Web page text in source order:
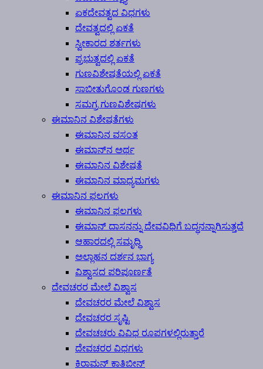
ಏಕದೇವತ್ವದ ವಿಧಗಳು
ದೇವತ್ವದಲ್ಲಿ ಏಕತೆ
ಸ್ವೀಕಾರದ ಶರ್ತಗಳು
ಪ್ರಭುತ್ವದಲ್ಲಿ ಏಕತೆ
ಗುಣವಿಶೇಷತೆಯಲ್ಲಿ ಏಕತೆ
ಸಾಬೀತುಗೊಂಡ ಗುಣಗಳು
ಸಮಗ್ರ ಗುಣವಿಶೇಷಗಳು
ಈಮಾನಿನ ವಿಶೇಷತೆಗಳು
ಈಮಾನಿನ ವಸಂತ
ಈಮಾನ್‍ನ ಅರ್ಥ
ಈಮಾನಿನ ವಿಶೇಷತೆ
ಈಮಾನಿನ ಮಾಧ್ಯಮಗಳು
ಈಮಾನಿನ ಫಲಗಳು
ಈಮಾನಿನ ಫಲಗಳು
ಈಮಾನ್ ದಾಸನನ್ನು ದೇವವಿಧಿಗೆ ಬದ್ಧನನ್ನಾಗಿಸುತ್ತದೆ
ಆಹಾರದಲ್ಲಿ ಸಮೃದ್ಧಿ
ಅಲ್ಲಾಹನ ದರ್ಶನ ಭಾಗ್ಯ
ವಿಶ್ವಾಸದ ಪರಿಪೂರ್ಣತೆ
ದೇವಚರರ ಮೇಲೆ ವಿಶ್ವಾಸ
ದೇವಚರರ ಮೇಲೆ ವಿಶ್ವಾಸ
ದೇವಚರರ ಸೃಷ್ಟಿ
ದೇವಚಚರು ವಿವಿಧ ರೂಪಗಳಲ್ಲಿರುತ್ತಾರೆ
ದೇವಚರರ ವಿಧಗಳು
ಕಿರಾಮನ್ ಕಾತಿಬೀನ್